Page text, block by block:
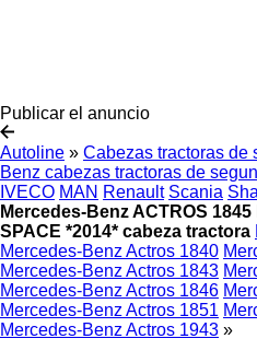
Publicar el anuncio
Autoline » Cabezas tractoras de
Benz cabezas tractoras de
IVECO MAN Renault Scania
Mercedes-Benz ACTROS 1845
SPACE *2014* cabeza tractora
Mercedes-Benz Actros 1840
Mercedes-Benz Actros 1843
Mercedes-Benz Actros 1846
Mercedes-Benz Actros 1851
Mercedes-Benz Actros 1943 »